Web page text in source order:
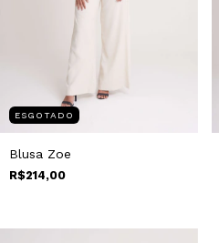
ESGOTADO
Blusa Zoe
R$214,00